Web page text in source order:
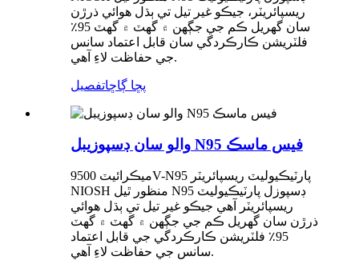
ريسپائريٽر، جيڪو غير تيل تي ٻڌل هوائي ذرڙن
سان گھريل ڪم جي جڳهن ۾ گهٽ ۾ گهٽ 95٪
فلٽريشن ڪارڪردگي سان قابل اعتماد سانس
جي حفاظت لاءِ آهي.
پڇا ڳاڇاتفصيل
والو سان ڊسپوزيبل N95 فيس ماسڪ
ميڪرائيٽ 9500V-N95 پارٽيڪيوليٽ ريسپائريٽر
NIOSH منظور ٿيل N95 ڊسپوزل پارٽيڪيوليٽ
ريسپائريٽر آهي جيڪو غير تيل تي ٻڌل هوائي
ذرڙن سان گھريل ڪم جي جڳهن ۾ گهٽ ۾ گهٽ
95٪ فلٽريشن ڪارڪردگي جي قابل اعتماد
سانس جي حفاظت لاءِ آهي.